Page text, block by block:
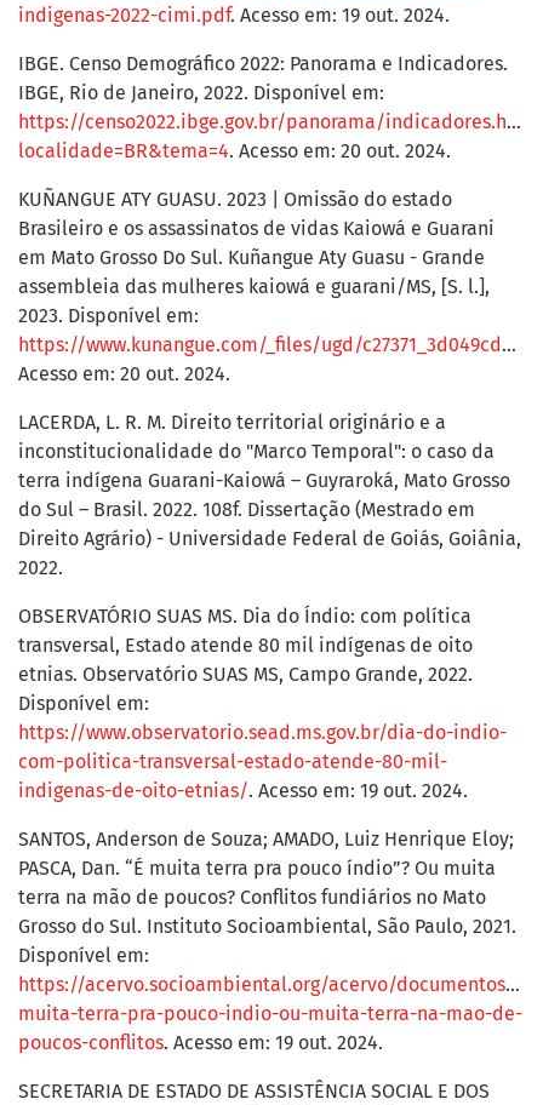
indigenas-2022-cimi.pdf. Acesso em: 19 out. 2024.
IBGE. Censo Demográfico 2022: Panorama e Indicadores.
IBGE, Rio de Janeiro, 2022. Disponível em:
https://censo2022.ibge.gov.br/panorama/
localidade=BR&tema=4. Acesso em: 20 out. 2024.
KUÑANGUE ATY GUASU. 2023 | Omissão do estado
Brasileiro e os assassinatos de vidas Kaiowá e Guarani
em Mato Grosso Do Sul. Kuñangue Aty Guasu - Grande
assembleia das mulheres kaiowá e guarani/MS, [S. l.],
2023. Disponível em:
https://www.kunangue.com/_files/ugd/c27371_3d049cd32b7b42259d66da85c49a9c13.pdf
Acesso em: 20 out. 2024.
LACERDA, L. R. M. Direito territorial originário e a
inconstitucionalidade do "Marco Temporal": o caso da
terra indígena Guarani-Kaiowá – Guyraroká, Mato Grosso
do Sul – Brasil. 2022. 108f. Dissertação (Mestrado em
Direito Agrário) - Universidade Federal de Goiás, Goiânia,
2022.
OBSERVATÓRIO SUAS MS. Dia do Índio: com política
transversal, Estado atende 80 mil indígenas de oito
etnias. Observatório SUAS MS, Campo Grande, 2022.
Disponível em:
https://www.observatorio.sead.ms.gov.br/dia-do-indio-
com-politica-transversal-estado-atende-80-mil-
indigenas-de-oito-etnias/. Acesso em: 19 out. 2024.
SANTOS, Anderson de Souza; AMADO, Luiz Henrique Eloy;
PASCA, Dan. “É muita terra pra pouco índio”? Ou muita
terra na mão de poucos? Conflitos fundiários no Mato
Grosso do Sul. Instituto Socioambiental, São Paulo, 2021.
Disponível em:
https://acervo.socioambiental.org/acervo/documentos/e-
muita-terra-pra-pouco-indio-ou-muita-terra-na-mao-de-
poucos-conflitos. Acesso em: 19 out. 2024.
SECRETARIA DE ESTADO DE ASSISTÊNCIA SOCIAL E DOS